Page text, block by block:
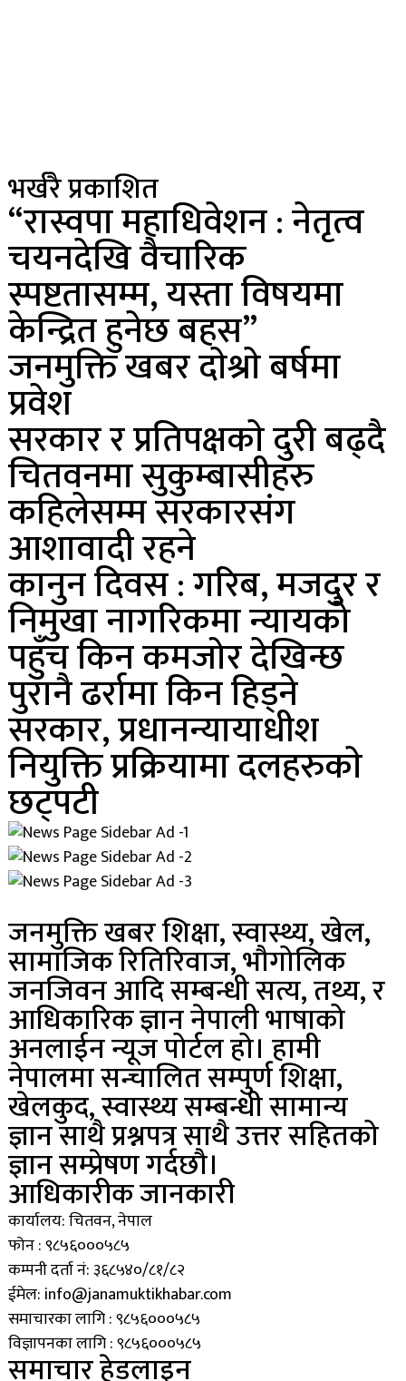
भर्खरै प्रकाशित
“रास्वपा महाधिवेशन : नेतृत्व
चयनदेखि वैचारिक
स्पष्टतासम्म, यस्ता विषयमा
केन्द्रित हुनेछ बहस”
जनमुक्ति खबर दाेश्राे बर्षमा
प्रवेश
सरकार र प्रतिपक्षकाे दुरी बढ्दै
चितवनमा सुकुम्बासीहरु
कहिलेसम्म सरकारसंग
आशावादी रहने
कानुन दिवस : गरिब, मजदुर र
निमुखा नागरिकमा न्यायको
पहुँच किन कमजोर देखिन्छ
पुरानै ढर्रामा किन हिड्ने
सरकार, प्रधानन्यायाधीश
नियुक्ति प्रक्रियामा दलहरुकाे
छट्पटी
जनमुक्ति खबर शिक्षा, स्वास्थ्य, खेल,
सामाजिक रितिरिवाज, भौगोलिक
जनजिवन आदि सम्बन्धी सत्य, तथ्य, र
आधिकारिक ज्ञान नेपाली भाषाको
अनलाईन न्यूज पोर्टल हो। हामी
नेपालमा सन्चालित सम्पुर्ण शिक्षा,
खेलकुद, स्वास्थ्य सम्बन्धी सामान्य
ज्ञान साथै प्रश्नपत्र साथै उत्तर सहितको
ज्ञान सम्प्रेषण गर्दछौ।
आधिकारीक जानकारी
कार्यालय: चितवन, नेपाल
फोन : ९८५६०००५८५
कम्पनी दर्ता नं: ३६८५४०/८१/८२
ईमेल: info@janamuktikhabar.com
समाचारका लागि : ९८५६०००५८५
विज्ञापनका लागि : ९८५६०००५८५
समाचार हेडलाइन